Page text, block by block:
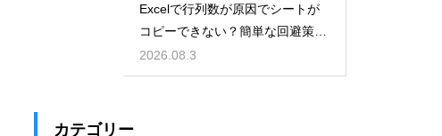
Excelで行列数が原因でシートが
コピーできない？簡単な回避策を
解説
2026.08.3
カテゴリー